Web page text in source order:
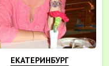
ЕКАТЕРИНБУРГ